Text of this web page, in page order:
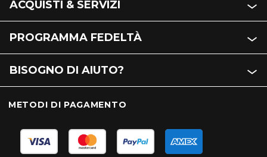
ACQUISTI & SERVIZI
PROGRAMMA FEDELTÀ
BISOGNO DI AIUTO?
METODI DI PAGAMENTO